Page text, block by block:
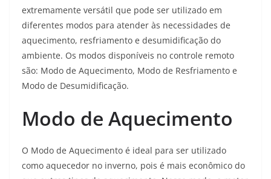
extremamente versátil que pode ser utilizado em
diferentes modos para atender às necessidades de
aquecimento, resfriamento e desumidificação do
ambiente. Os modos disponíveis no controle remoto
são: Modo de Aquecimento, Modo de Resfriamento e
Modo de Desumidificação.
Modo de Aquecimento
O Modo de Aquecimento é ideal para ser utilizado
como aquecedor no inverno, pois é mais econômico do